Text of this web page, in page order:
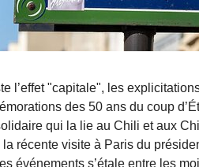
l’effet "capitale", les
des 50 ans du coup
qui la lie au Chili et aux
récente visite à Paris du
événements s’étale entre les